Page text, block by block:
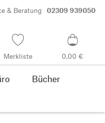
& Beratung 02309 939050
Merkliste 0,00 €
Bücher